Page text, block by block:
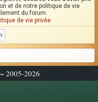
et de notre politique de vie
du forum.
de vie privée
2005-2026